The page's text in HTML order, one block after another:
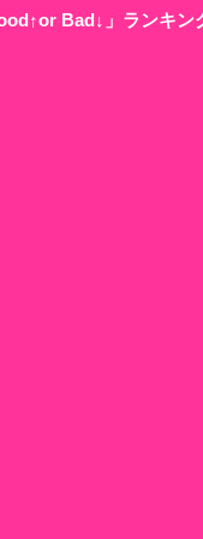
Bad↓」ランキ